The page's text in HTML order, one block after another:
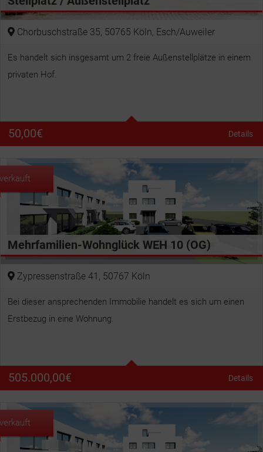
50,00€
Chorbuschstraße 35, 50765 Köln, Esch/Auweiler
Es handelt sich insgesamt um 2 freie Außenstellplätze in einem
privaten Hof.
Details
verkauft
Mehrfamilien-Wohnglück WEH 10 (OG)
505.000,00€
Zypressenstraße 41, 50767 Köln
Bei dieser ansprechenden Immobilie handelt es sich um einen
Erstbezug in eine Wohnung.
Details
verkauft